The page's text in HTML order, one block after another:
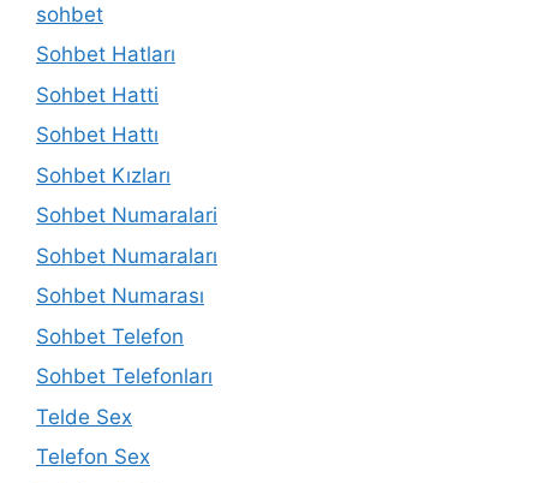
sohbet
Sohbet Hatları
Sohbet Hatti
Sohbet Hattı
Sohbet Kızları
Sohbet Numaralari
Sohbet Numaraları
Sohbet Numarası
Sohbet Telefon
Sohbet Telefonları
Telde Sex
Telefon Sex